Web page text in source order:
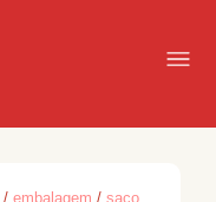
/embalagem /saco